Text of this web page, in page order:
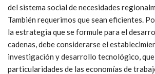
del sistema social de necesidades
También requerimos que sean eficientes.
la estrategia que se formule para el
cadenas, debe considerarse el
investigación y desarrollo tecnológico, que
particularidades de las economías de